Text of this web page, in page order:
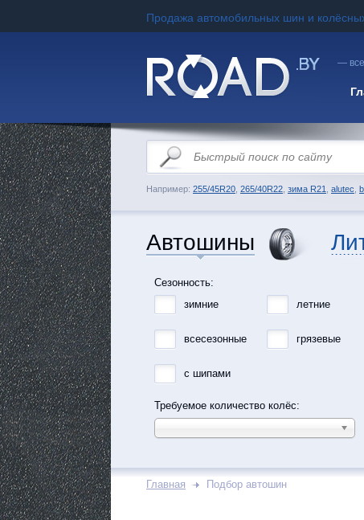
Продажа автомобильных шин и
—
Например: 255/45R20 265/40R22 зима R21 alutec
Автошины
Сезонность:
зимние
летние
всесезонные грязевые
с шипами
Требуемое количество колёс:
Главная Подбор автошин